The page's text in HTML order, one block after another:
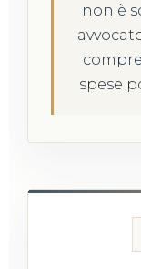
non è
spese